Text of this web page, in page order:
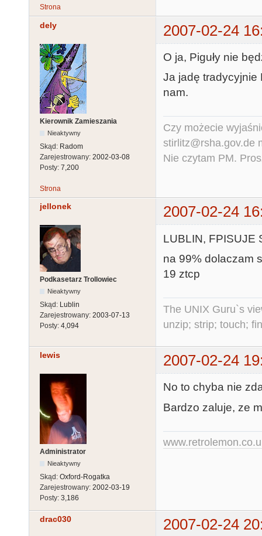
Strona
dely 2007-02-24
Kierownik Zamieszania
Nieaktywny
Skąd: Radom
Zarejestrowany: 2002-03-08
Posty: 7,200
O ja, Piguły nie
Ja jadę tradycyjnie
nam.
Czy możecie
stirlitz@rsha.gov.de
Nie czytam PM.
Strona
jellonek 2007-02-24
Podkasetarz Trollowiec
Nieaktywny
Skąd: Lublin
Zarejestrowany: 2003-07-13
Posty: 4,094
LUBLIN, FPISUJE
na 99% dolaczam
19 ztcp
The UNIX Guru`s
unzip; strip; touch;
lewis 2007-02-24
Administrator
Nieaktywny
Skąd: Oxford-Rogatka
Zarejestrowany: 2002-03-19
Posty: 3,186
No to chyba nie
Bardzo zaluje, ze
drac030 2007-02-24